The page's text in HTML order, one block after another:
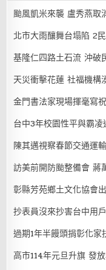
颱風凱米來襲 盧秀燕取
北市大雨釀舞台塌陷 2
基隆仁四路土石流 沖破
天災衝擊花蓮 社福機構
金門書法家現場揮毫寫
台中3年校園性平與霸
陳其邁視察春節交通運
訪美前開防颱整備會 蔣
彰縣芳苑鄉土文化協會
抄表員沒來抄害台中用
過期1年半饅頭捐彰化
高市114年元旦升旗 發